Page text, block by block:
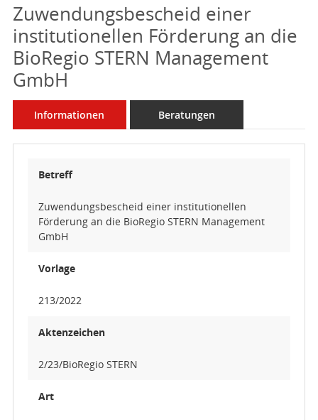
Zuwendungsbescheid einer
institutionellen Förderung an die
BioRegio STERN Management
GmbH
Informationen Beratungen
Betreff
Zuwendungsbescheid einer institutionellen
Förderung an die BioRegio STERN Management
GmbH
Vorlage
213/2022
Aktenzeichen
2/23/BioRegio STERN
Art